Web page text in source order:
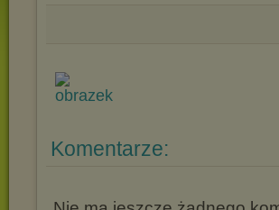
Komentarze: